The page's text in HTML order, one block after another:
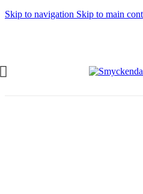
Skip to navigation Skip to main